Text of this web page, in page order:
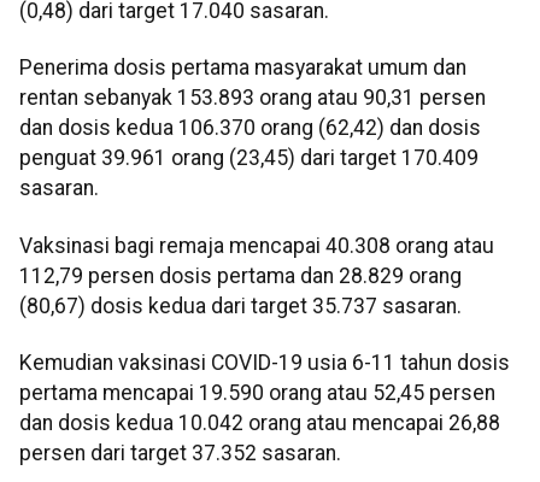
(0,48) dari target 17.040 sasaran.
Penerima dosis pertama masyarakat umum dan
rentan sebanyak 153.893 orang atau 90,31 persen
dan dosis kedua 106.370 orang (62,42) dan dosis
penguat 39.961 orang (23,45) dari target 170.409
sasaran.
Vaksinasi bagi remaja mencapai 40.308 orang atau
112,79 persen dosis pertama dan 28.829 orang
(80,67) dosis kedua dari target 35.737 sasaran.
Kemudian vaksinasi COVID-19 usia 6-11 tahun dosis
pertama mencapai 19.590 orang atau 52,45 persen
dan dosis kedua 10.042 orang atau mencapai 26,88
persen dari target 37.352 sasaran.